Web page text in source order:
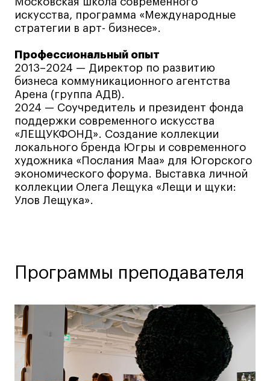
Дизайн интерьера
Дизайн одежды
Стайлинг
Современная живопись
UX/UI-дизайн
Маркетинг
Все программы
Контент
Диджитал
Интерьер
Лайфстайл
Навыки предпринимателя и управленца
искусства, программа «Международные
стратегии в арт- бизнесе».
Профессиональный опыт
2013–2024 — Директор по развитию
бизнеса коммуникационного агентства
Арена (группа АДВ).
2024 — Соучредитель и президент фонда
поддержки современного искусства
«ЛЕЩУКФОНД». Создание коллекции
локального бренда Югры и современного
художника «Послания Маа» для Югорского
экономического форума. Выставка личной
коллекции Олега Лещука «Лещи и щуки:
Улов Лещука».
Программы преподавателя